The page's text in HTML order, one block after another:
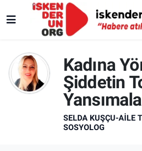
Kadına
Şiddetin
SELDA KUŞÇU-AILE
SOSYOLOG